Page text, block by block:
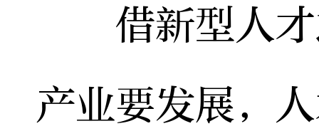
借新型人才
产业要发展，